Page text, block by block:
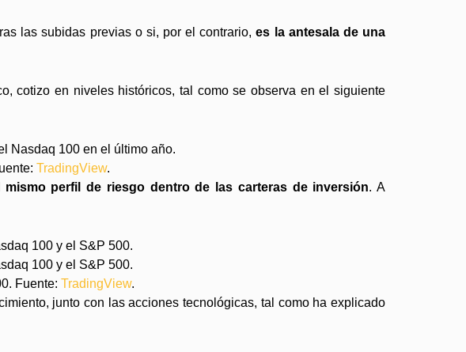
las subidas previas o si, por el contrario,es la antesala de una
cotizo en niveles históricos, tal como se observa en el siguiente
TradingView.
mismo perfil de riesgo dentro de las carteras de inversión. A
Fuente: TradingView.
junto con las acciones tecnológicas, tal como ha explicado